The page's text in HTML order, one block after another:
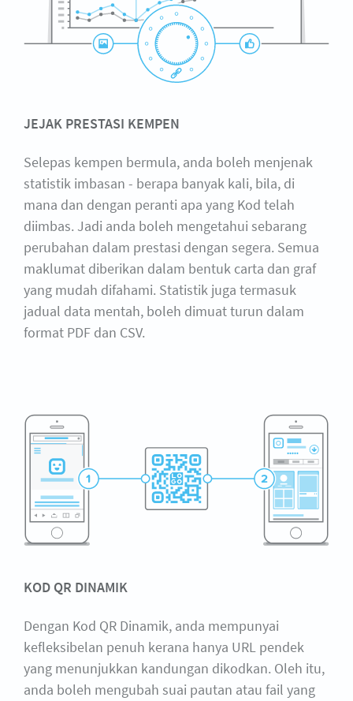
JEJAK PRESTASI KEMPEN
Selepas kempen bermula, anda boleh menjenak
statistik imbasan - berapa banyak kali, bila, di
mana dan dengan peranti apa yang Kod telah
diimbas. Jadi anda boleh mengetahui sebarang
perubahan dalam prestasi dengan segera. Semua
maklumat diberikan dalam bentuk carta dan graf
yang mudah difahami. Statistik juga termasuk
jadual data mentah, boleh dimuat turun dalam
format PDF dan CSV.
KOD QR DINAMIK
Dengan Kod QR Dinamik, anda mempunyai
kefleksibelan penuh kerana hanya URL pendek
yang menunjukkan kandungan dikodkan. Oleh itu,
anda boleh mengubah suai pautan atau fail yang